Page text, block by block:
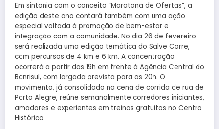
Em sintonia com o conceito “Maratona de Ofertas”, a
edição deste ano contará também com uma ação
especial voltada à promoção de bem-estar e
integração com a comunidade. No dia 26 de fevereiro
será realizada uma edição temática do Salve Corre,
com percursos de 4 km e 6 km. A concentração
ocorrerá a partir das 19h em frente à Agência Central do
Banrisul, com largada prevista para as 20h. O
movimento, já consolidado na cena de corrida de rua de
Porto Alegre, reúne semanalmente corredores iniciantes,
amadores e experientes em treinos gratuitos no Centro
Histórico.